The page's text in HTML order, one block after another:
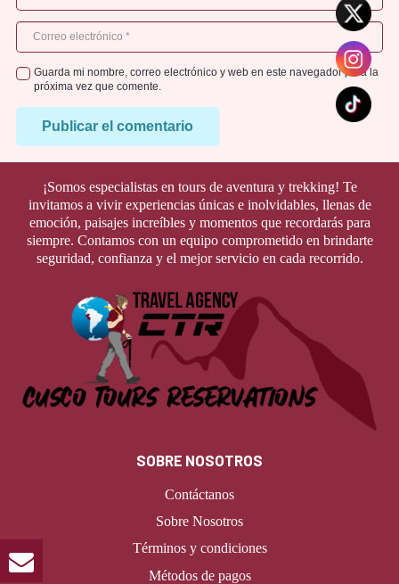
Guarda mi nombre, correo electrónico y web en este navegador para la
próxima vez que comente.
Publicar el comentario
¡Somos especialistas en tours de aventura y trekking! Te
invitamos a vivir experiencias únicas e inolvidables, llenas de
emoción, paisajes increíbles y momentos que recordarás para
siempre. Contamos con un equipo comprometido en brindarte
seguridad, confianza y el mejor servicio en cada recorrido.
SOBRE NOSOTROS
Contáctanos
Sobre Nosotros
Términos y condiciones
Métodos de pagos